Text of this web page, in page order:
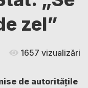
zel”
1657 vizualizări
de autoritățile